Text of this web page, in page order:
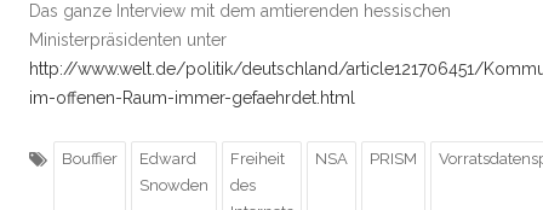
Das ganze Interview mit dem amtierenden hessischen
Ministerpräsidenten unter
http://www.welt.de/politik/deutschland/article121706451/
im-offenen-Raum-immer-gefaehrdet.html
Bouffier
Edward
Snowden
Freiheit
des
NSA PRISM